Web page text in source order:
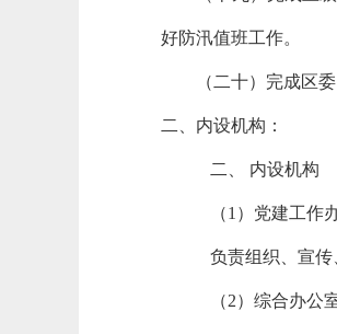
好防汛值班工作。
（二十）完成区委
二、 内设机构：
二、 内设机构
（1）党建工作
负责组织、宣传
（2）综合办公